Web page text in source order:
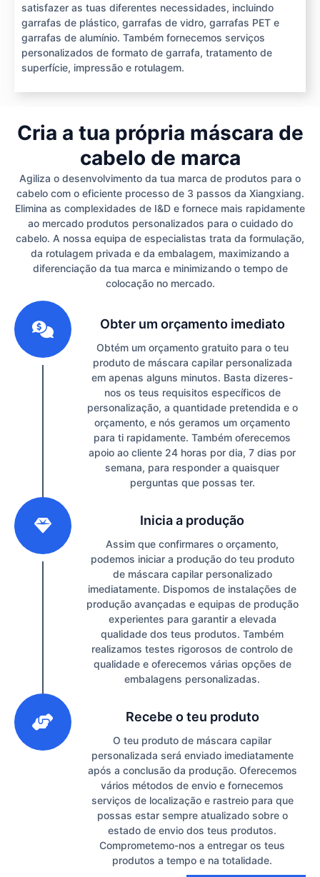
satisfazer as tuas diferentes necessidades, incluindo
garrafas de plástico, garrafas de vidro, garrafas PET e
garrafas de alumínio. Também fornecemos serviços
personalizados de formato de garrafa, tratamento de
superfície, impressão e rotulagem.
Cria a tua própria máscara de
cabelo de marca
Agiliza o desenvolvimento da tua marca de produtos para o
cabelo com o eficiente processo de 3 passos da Xiangxiang.
Elimina as complexidades de I&D e fornece mais rapidamente
ao mercado produtos personalizados para o cuidado do
cabelo. A nossa equipa de especialistas trata da formulação,
da rotulagem privada e da embalagem, maximizando a
diferenciação da tua marca e minimizando o tempo de
colocação no mercado.
Obter um orçamento imediato
Obtém um orçamento gratuito para o teu
produto de máscara capilar personalizada
em apenas alguns minutos. Basta dizeres-
nos os teus requisitos específicos de
personalização, a quantidade pretendida e o
orçamento, e nós geramos um orçamento
para ti rapidamente. Também oferecemos
apoio ao cliente 24 horas por dia, 7 dias por
semana, para responder a quaisquer
perguntas que possas ter.
Inicia a produção
Assim que confirmares o orçamento,
podemos iniciar a produção do teu produto
de máscara capilar personalizado
imediatamente. Dispomos de instalações de
produção avançadas e equipas de produção
experientes para garantir a elevada
qualidade dos teus produtos. Também
realizamos testes rigorosos de controlo de
qualidade e oferecemos várias opções de
embalagens personalizadas.
Recebe o teu produto
O teu produto de máscara capilar
personalizada será enviado imediatamente
após a conclusão da produção. Oferecemos
vários métodos de envio e fornecemos
serviços de localização e rastreio para que
possas estar sempre atualizado sobre o
estado de envio dos teus produtos.
Comprometemo-nos a entregar os teus
produtos a tempo e na totalidade.